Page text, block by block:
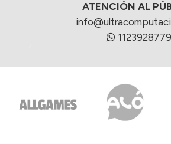
ATENCIÓN AL
1123928779